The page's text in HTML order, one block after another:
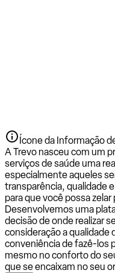
Ícone da Informação
A Trevo nasceu com um
serviços de saúde uma
especialmente aqueles
transparência, qualidade
para que você possa
Desenvolvemos uma
decisão de onde realizar
consideração a qualidade
conveniência de fazê-los
mesmo no conforto do
que se encaixam no seu